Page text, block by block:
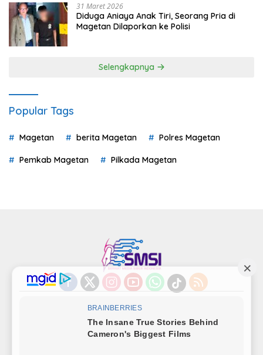
31 Maret 2026
Diduga Aniaya Anak Tiri, Seorang Pria di
Magetan Dilaporkan ke Polisi
Selengkapnya
Popular Tags
Magetan berita Magetan Polres Magetan
Pemkab Magetan Pilkada Magetan
Disclaimer
Pedoman Media Siber